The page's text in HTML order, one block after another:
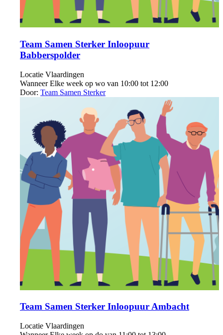
Team Samen Sterker Inloopuur
Babberspolder
Locatie Vlaardingen
Wanneer Elke week op wo van 10:00 tot 12:00
Door: Team Samen Sterker
Team Samen Sterker Inloopuur Ambacht
Locatie Vlaardingen